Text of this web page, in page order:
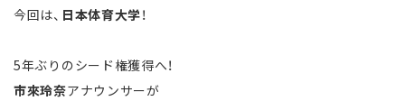
今回は、 日本体育大学！
5年ぶりのシード権獲得へ！
市來玲奈アナウンサーが